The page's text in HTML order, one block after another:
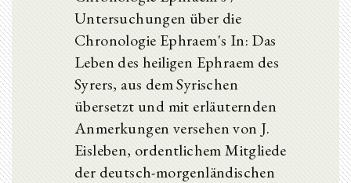
Untersuchungen über die
Chronologie Ephraem's In: Das
Leben des heiligen Ephraem des
Syrers, aus dem Syrischen
übersetzt und mit erläuternden
Anmerkungen versehen von J.
Eisleben, ordentlichem Mitgliede
der deutsch-morgenländischen